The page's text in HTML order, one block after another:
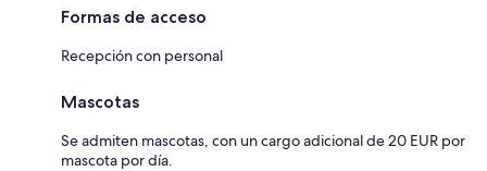
Formas de acceso
Recepción con personal
Mascotas
Se admiten mascotas, con un cargo adicional de 20 EUR por
mascota por día.